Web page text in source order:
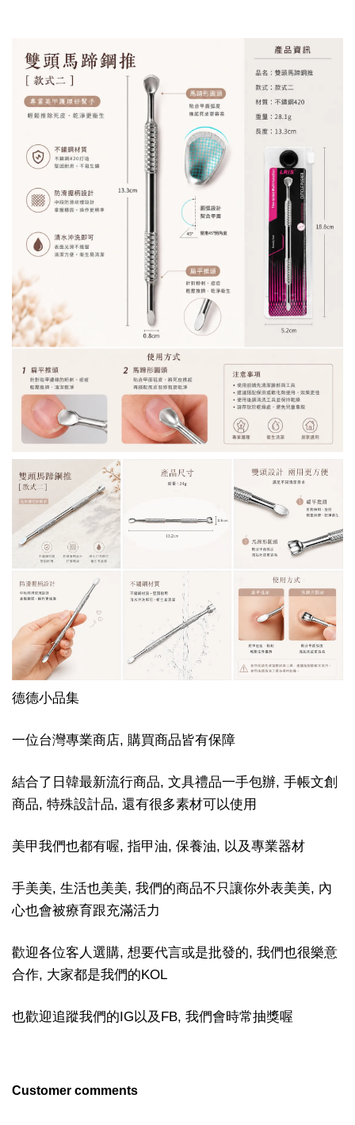
加入購物車
德德小品集
一位台灣專業商店, 購買商品皆有保障
結合了日韓最新流行商品, 文具禮品一手包辦, 手帳文創
商品, 特殊設計品, 還有很多素材可以使用
美甲我們也都有喔, 指甲油, 保養油, 以及專業器材
手美美, 生活也美美, 我們的商品不只讓你外表美美, 內
心也會被療育跟充滿活力
歡迎各位客人選購, 想要代言或是批發的, 我們也很樂意
合作, 大家都是我們的KOL
也歡迎追蹤我們的IG以及FB, 我們會時常抽獎喔
Customer comments